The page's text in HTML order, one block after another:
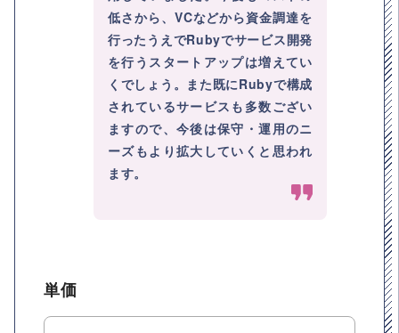
低さから、VCなどから資金調達を
行ったうえでRubyでサービス開発
を行うスタートアップは増えてい
くでしょう。また既にRubyで構成
されているサービスも多数ござい
ますので、今後は保守・運用のニ
ーズもより拡大していくと思われ
ます。
単価